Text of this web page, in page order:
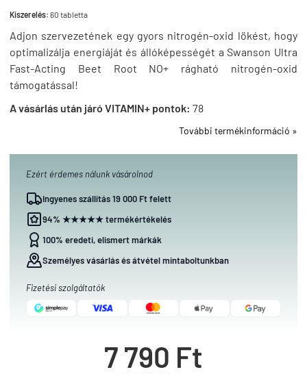
Kiszerelés: 60 tabletta
Adjon szervezetének egy gyors nitrogén-oxid lökést, hogy
optimalizálja energiáját és állóképességét a Swanson Ultra
Fast-Acting Beet Root NO+ rágható nitrogén-oxid
támogatással!
A vásárlás után járó VITAMIN+ pontok: 78
További termékinformáció »
Ezért érdemes nálunk vásárolnod
Ingyenes szállítás 19 000 Ft felett
94% ★★★★★ termékértékelés
100% eredeti, elismert márkák
Személyes vásárlás és átvétel mintaboltunkban
Fizetési szolgáltatók
7 790 Ft